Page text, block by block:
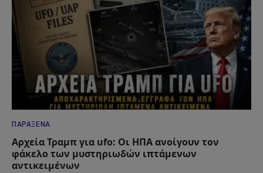
ΠΑΡΆΞΕΝΑ
Αρχεία Τραμπ για ufo: Οι ΗΠΑ ανοίγουν τον
φάκελο των μυστηριωδών ιπτάμενων
αντικειμένων